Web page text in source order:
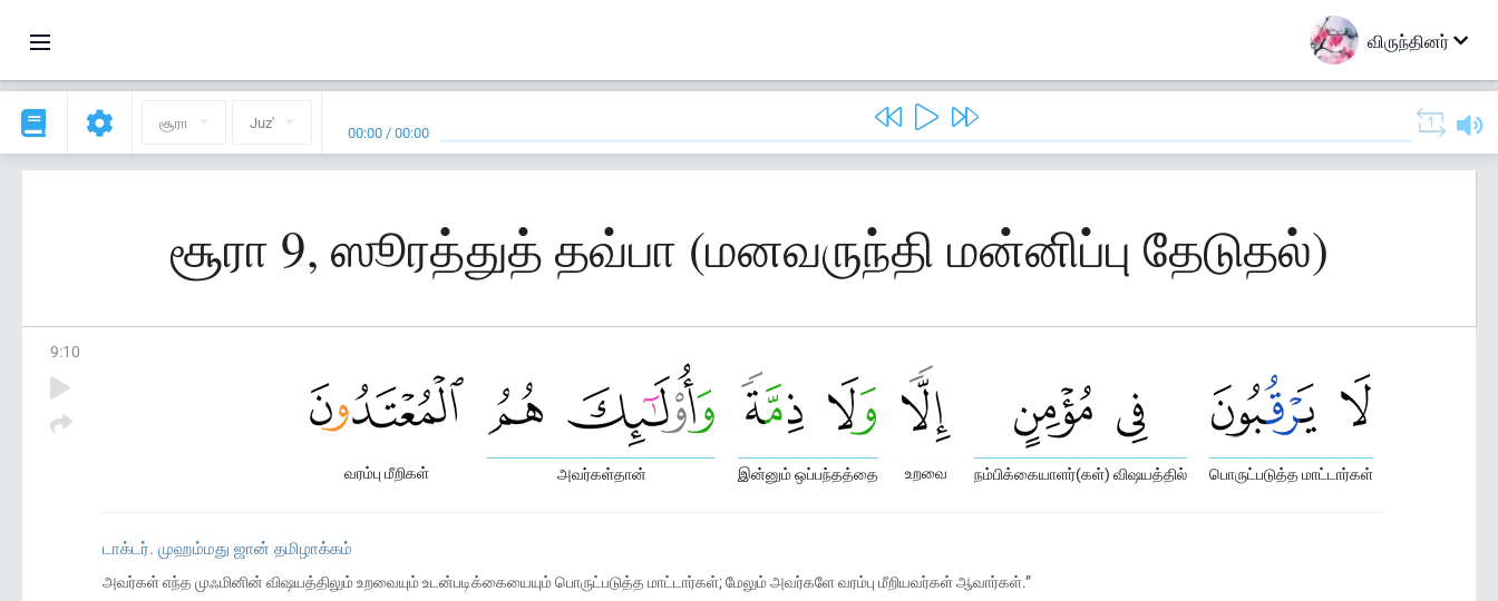
விருந்தினர்
சூரா Juz' 00:00 /00:00
சூரா 9, ஸூரத்துத் தவ்பா (மனவருந்தி மன்னிப்பு தேடுதல்)
9:10
பொருட்படுத்த மாட்டார்கள்
நம்பிக்கையாளர்(கள்) விஷயத்தில்
உறவை
இன்னும் ஒப்பந்தத்தை
அவர்கள்தான்
வரம்பு மீறிகள்
டாக்டர். முஹம்மது ஜான் தமிழாக்கம்
அவர்கள் எந்த முஃமினின் விஷயத்திலும் உறவையும் உடன்படிக்கையையும் பொருட்படுத்த மாட்டார்கள்; மேலும் அவர்களே வரம்பு மீறியவர்கள் ஆவார்கள்.”